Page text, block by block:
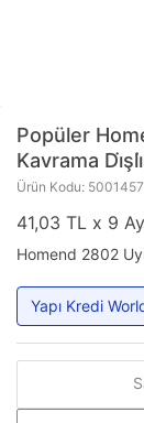
Popüler
Kavrama
Ürün Kodu:
41,03 TL x 9
Homend 2802
Yapı Kredi